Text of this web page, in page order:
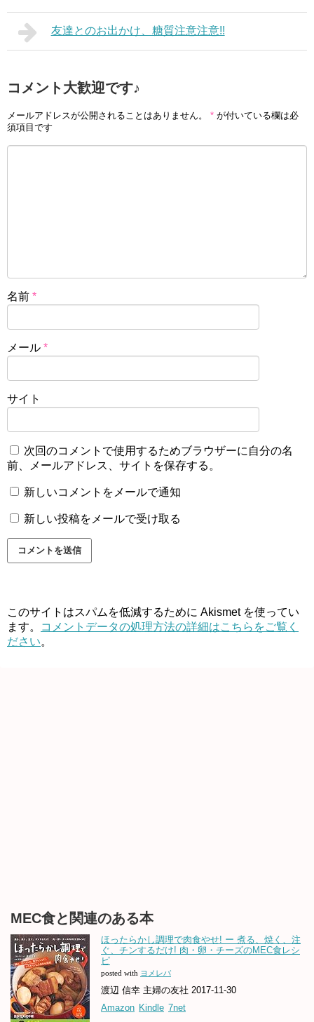
友達とのお出かけ、糖質注意注意!!
コメント大歓迎です♪
メールアドレスが公開されることはありません。 * が付いている欄は必
須項目です
名前 *
メール *
サイト
次回のコメントで使用するためブラウザーに自分の名
前、メールアドレス、サイトを保存する。
新しいコメントをメールで通知
新しい投稿をメールで受け取る
このサイトはスパムを低減するために Akismet を使ってい
ます。
コメントデータの処理方法の詳細はこちらをご覧く
ださい。
MEC食と関連のある本
ほったらかし調理で肉食やせ! ー 煮る、焼く、注
ぐ、チンするだけ! 肉・卵・チーズのMEC食レシ
ピ
posted with ヨメレバ
渡辺 信幸 主婦の友社 2017-11-30
Amazon Kindle 7net